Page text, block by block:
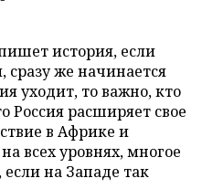
история, если
сразу же начинается
уходит, то важно, кто
Россия расширяет свое
в Африке и
всех уровнях, многое
на Западе так